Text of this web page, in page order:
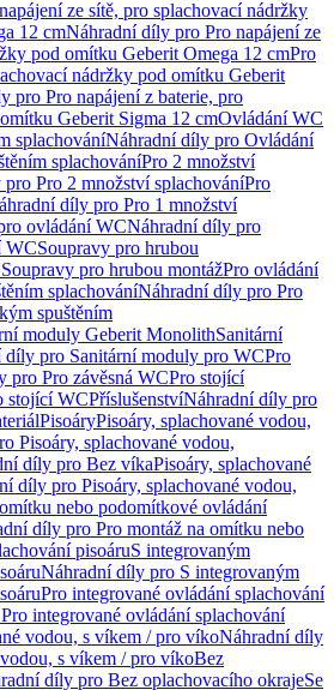
ze sítě, pro splachovací nádržky
12 cmNáhradní díly pro Pro napájení ze
pod omítku Geberit Omega 12 cmPro
nádržky pod omítku Geberit
pro Pro napájení z baterie, pro
Geberit Sigma 12 cmOvládání WC
splachováníNáhradní díly pro Ovládání
splachováníPro 2 množství
Pro 2 množství splachováníPro
díly pro Pro 1 množství
ovládání WCNáhradní díly pro
WCSoupravy pro hrubou
pro hrubou montážPro ovládání
splachováníNáhradní díly pro Pro
spuštěním
moduly Geberit MonolithSanitární
díly pro Sanitární moduly pro WCPro
pro Pro závěsná WCPro stojící
stojící WCPříslušenstvíNáhradní díly pro
PisoáryPisoáry, splachované vodou,
Pisoáry, splachované vodou,
díly pro Bez víkaPisoáry, splachované
díly pro Pisoáry, splachované vodou,
nebo podomítkové ovládání
díly pro Pro montáž na omítku nebo
pisoáruS integrovaným
Náhradní díly pro S integrovaným
Pro integrované ovládání splachování
integrované ovládání splachování
vodou, s víkem / pro víkoNáhradní díly
s víkem / pro víkoBez
díly pro Bez oplachovacího okrajeSe